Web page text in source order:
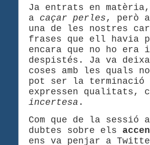
Ja entrats en
a caçar perles , però
una de les nostres
frases que ell havia
encara que no ho era
despistés. Ja va
coses amb les quals
pot ser la terminació
expressen qualitats,
incertesa .
Com que de la sessió
dubtes sobre els
ens va penjar a